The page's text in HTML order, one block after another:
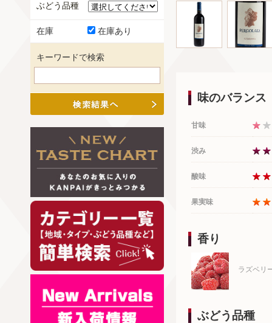
味のバランス
甘味
渋み
酸味
果実味
香り
ラズベリ
ぶどう品種
ぶどう品種
在庫 在庫あり
キーワードで検索